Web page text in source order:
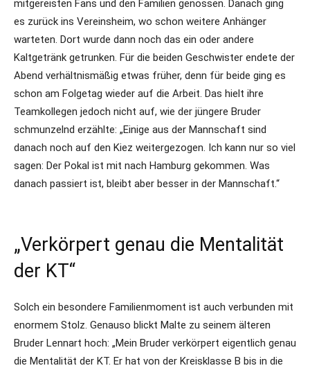
mitgereisten Fans und den Familien genossen. Danach ging
es zurück ins Vereinsheim, wo schon weitere Anhänger
warteten. Dort wurde dann noch das ein oder andere
Kaltgetränk getrunken. Für die beiden Geschwister endete der
Abend verhältnismäßig etwas früher, denn für beide ging es
schon am Folgetag wieder auf die Arbeit. Das hielt ihre
Teamkollegen jedoch nicht auf, wie der jüngere Bruder
schmunzelnd erzählte: „Einige aus der Mannschaft sind
danach noch auf den Kiez weitergezogen. Ich kann nur so viel
sagen: Der Pokal ist mit nach Hamburg gekommen. Was
danach passiert ist, bleibt aber besser in der Mannschaft.“
„Verkörpert genau die Mentalität
der KT“
Solch ein besondere Familienmoment ist auch verbunden mit
enormem Stolz. Genauso blickt Malte zu seinem älteren
Bruder Lennart hoch: „Mein Bruder verkörpert eigentlich genau
die Mentalität der KT. Er hat von der Kreisklasse B bis in die